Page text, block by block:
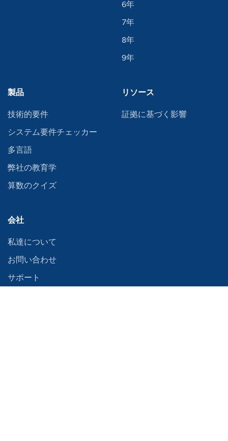
6年
7年
8年
9年
製品
技術的要件
システム要件チェッカー
多言語
弊社の教育学
算数のクイズ
リソース
証拠に基づく影響
会社
私達について
お問い合わせ
サポート